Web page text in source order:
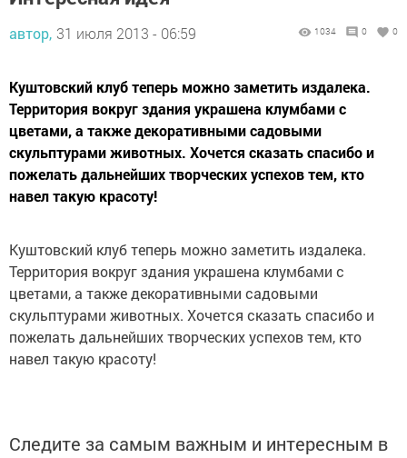
автор, 31 июля 2013 - 06:59 1034 0 0
Куштовский клуб теперь можно заметить издалека.
Территория вокруг здания украшена клумбами с
цветами, а также декоративными садовыми
скульптурами животных. Хочется сказать спасибо и
пожелать дальнейших творческих успехов тем, кто
навел такую красоту!
Куштовский клуб теперь можно заметить издалека.
Территория вокруг здания украшена клумбами с
цветами, а также декоративными садовыми
скульптурами животных. Хочется сказать спасибо и
пожелать дальнейших творческих успехов тем, кто
навел такую красоту!
Следите за самым важным и интересным в